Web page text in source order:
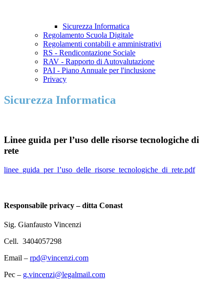
Sicurezza Informatica
Regolamento Scuola Digitale
Regolamenti contabili e amministrativi
RS - Rendicontazione Sociale
RAV - Rapporto di Autovalutazione
PAI - Piano Annuale per l'inclusione
Privacy
Sicurezza Informatica
Linee guida per l’uso delle risorse tecnologiche di
rete
linee_guida_per_l’uso_delle_risorse_tecnologiche_di_rete.pdf
Responsabile privacy – ditta Conast
Sig. Gianfausto Vincenzi
Cell. 3404057298
Email – rpd@vincenzi.com
Pec – g.vincenzi@legalmail.com